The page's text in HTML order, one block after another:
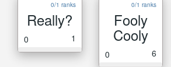
0/1 ranks
Really?
0 1
0/1 ranks
Fooly
Cooly
0 6